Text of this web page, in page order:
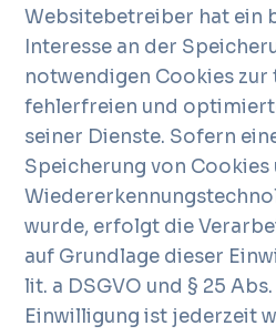
Websitebetreiber hat ein
Interesse an der
notwendigen Cookies zur
fehlerfreien und
seiner Dienste. Sofern
Speicherung von
wurde, erfolgt die
auf Grundlage dieser
lit. a DSGVO und § 25
Einwilligung ist jederzeit